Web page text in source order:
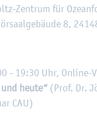
Zen­trum für
8,
- 19:30 Uhr, On­line-
heute“ (Prof. Dr.
CAU)